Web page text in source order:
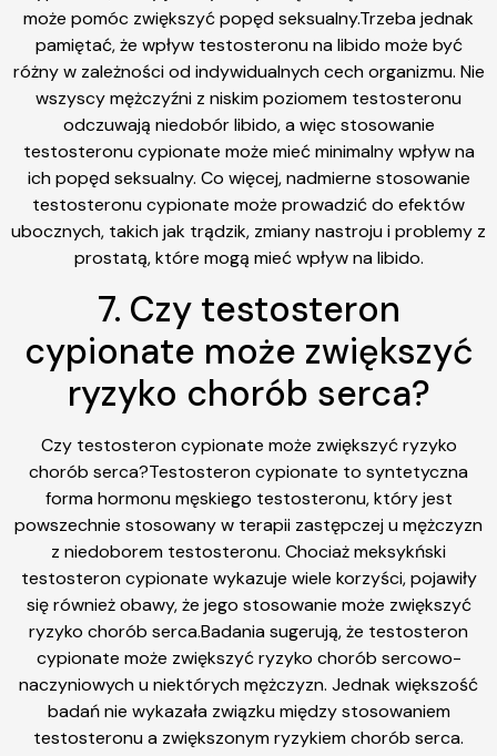
może pomóc zwiększyć popęd seksualny.Trzeba jednak
pamiętać, że wpływ testosteronu na libido może być
różny w zależności od indywidualnych cech organizmu. Nie
wszyscy mężczyźni z niskim poziomem testosteronu
odczuwają niedobór libido, a więc stosowanie
testosteronu cypionate może mieć minimalny wpływ na
ich popęd seksualny. Co więcej, nadmierne stosowanie
testosteronu cypionate może prowadzić do efektów
ubocznych, takich jak trądzik, zmiany nastroju i problemy z
prostatą, które mogą mieć wpływ na libido.
7. Czy testosteron
cypionate może zwiększyć
ryzyko chorób serca?
Czy testosteron cypionate może zwiększyć ryzyko
chorób serca?Testosteron cypionate to syntetyczna
forma hormonu męskiego testosteronu, który jest
powszechnie stosowany w terapii zastępczej u mężczyzn
z niedoborem testosteronu. Chociaż meksykński
testosteron cypionate wykazuje wiele korzyści, pojawiły
się również obawy, że jego stosowanie może zwiększyć
ryzyko chorób serca.Badania sugerują, że testosteron
cypionate może zwiększyć ryzyko chorób sercowo-
naczyniowych u niektórych mężczyzn. Jednak większość
badań nie wykazała związku między stosowaniem
testosteronu a zwiększonym ryzykiem chorób serca.